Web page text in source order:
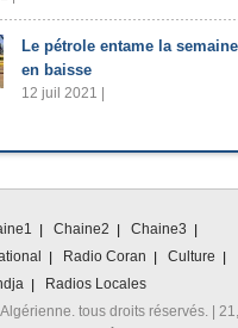
Le pétrole entame la semaine
en baisse
12 juil 2021 |
Chaine2
Chaine3
Radio Coran
Culture
Radios Locales
tous droits réservés. | 21,